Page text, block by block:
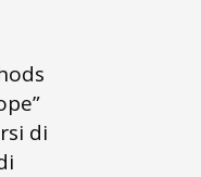
di